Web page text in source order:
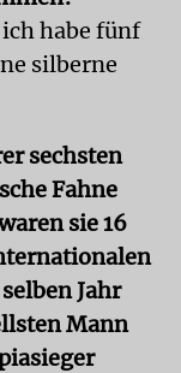
habe fünf
silberne
sechsten
Fahne
sie 16
Jahr
Mann